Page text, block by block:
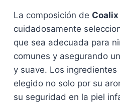
La composición de Coalix
cuidadosamente
que sea adecuada para
comunes y asegurando
y suave. Los ingredientes
elegido no solo por su
su seguridad en la piel